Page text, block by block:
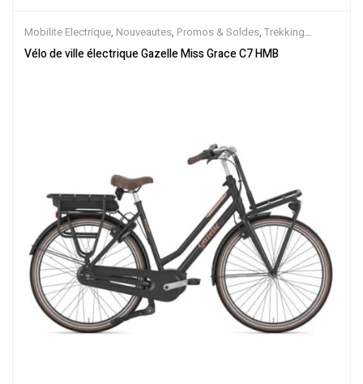
Mobilite Electrique, Nouveautes, Promos & Soldes, Trekking
électrique,Vélo électrique ville,Velos Electriques,VTC Electrique
Vélo de ville électrique Gazelle Miss Grace C7 HMB